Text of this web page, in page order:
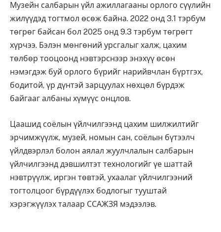
Музейн салбарын үйл ажиллагааны орлого сүүлийн
жилүүдэд тогтмол өсөж байна. 2022 онд 3.1 тэрбум
төгрөг байсан бол 2025 онд 9.3 тэрбум төгрөгт
хүрчээ. Бэлэн мөнгөний урсгалыг халж, цахим
төлбөр тооцоонд нэвтэрснээр энэхүү өсөн
нэмэгдэж буй орлого бүрийг нарийвчлан бүртгэх,
бодитой, үр дүнтэй зарцуулах нөхцөл бүрдэж
байгааг албаны хүмүүс онцлов.
Цаашид соёлын үйлчилгээнд цахим шилжилтийг
эрчимжүүлж, музей, номын сан, соёлын бүтээлч
үйлдвэрлэл болон аялал жуулчлалын салбарын
үйлчилгээнд дэвшилтэт технологийг үе шаттай
нэвтрүүлж, иргэн төвтэй, ухаалаг үйлчилгээний
тогтолцоог бүрдүүлэх бодлогыг тууштай
хэрэгжүүлэх талаар ССАЖЗЯ мэдээлэв.